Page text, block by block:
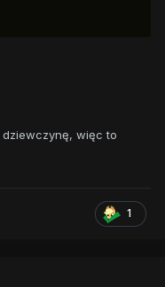
dziewczynę, więc to
1